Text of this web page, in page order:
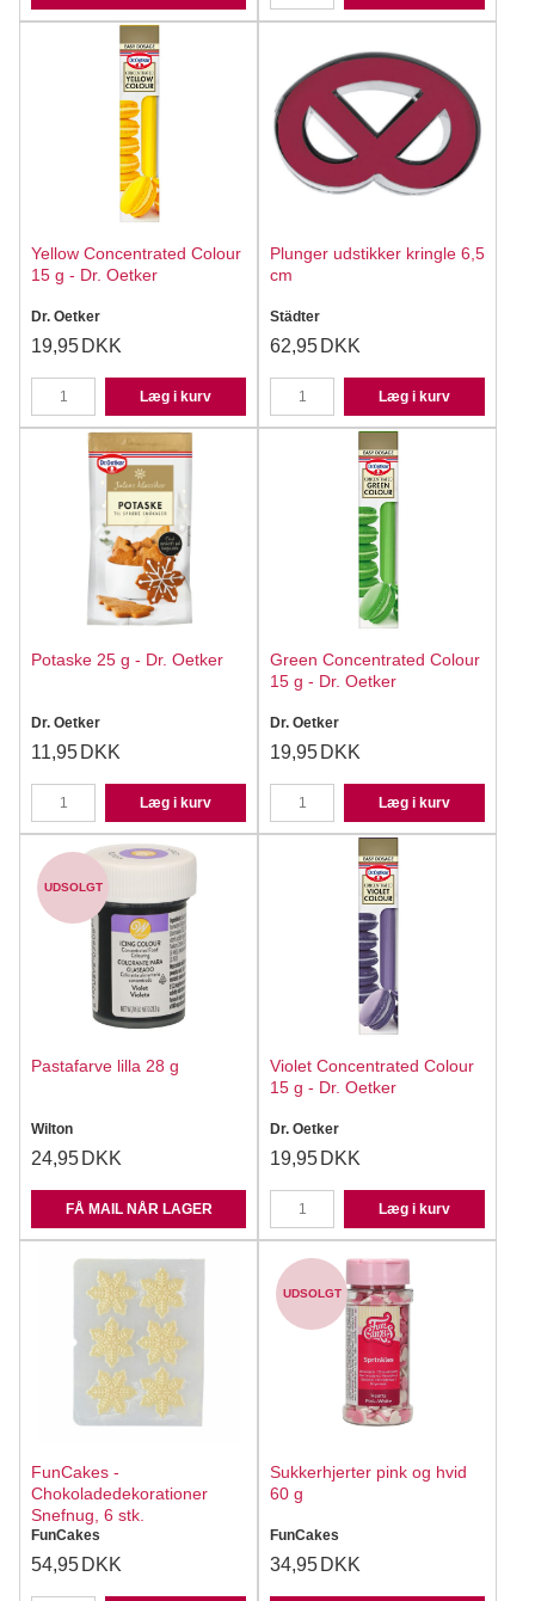
Yellow Concentrated Colour
15 g - Dr. Oetker
Dr. Oetker
19,95 DKK
Læg i kurv
Plunger udstikker kringle 6,5
cm
Städter
62,95 DKK
Læg i kurv
Potaske 25 g - Dr. Oetker
Dr. Oetker
11,95 DKK
Læg i kurv
Green Concentrated Colour
15 g - Dr. Oetker
Dr. Oetker
19,95 DKK
Læg i kurv
UDSOLGT
Pastafarve lilla 28 g
Wilton
24,95 DKK
FÅ MAIL NÅR LAGER
Violet Concentrated Colour
15 g - Dr. Oetker
Dr. Oetker
19,95 DKK
Læg i kurv
FunCakes -
Chokoladedekorationer
Snefnug, 6 stk.
FunCakes
54,95 DKK
UDSOLGT
Sukkerhjerter pink og hvid
60 g
FunCakes
34,95 DKK